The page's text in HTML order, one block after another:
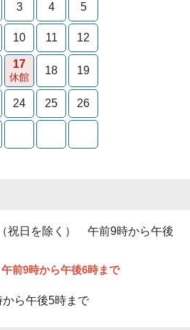
3 4 5
10 11 12
17
休館
18 19
24 25 26
祝日を除く） 午前9時から午後
前9時から午後6時まで
ら午後5時まで